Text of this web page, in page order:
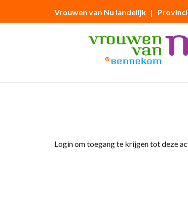
Vrouwen van Nu landelijk |
Login om toegang te krijgen tot deze